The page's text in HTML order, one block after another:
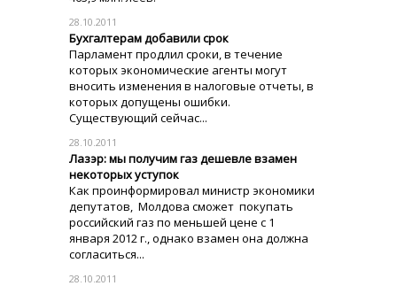
28.10.2011
Бухгалтерам добавили срок
Парламент продлил сроки, в течение
которых экономические агенты могут
вносить изменения в налоговые отчеты, в
которых допущены ошибки.
Существующий сейчас...
28.10.2011
Лазэр: мы получим газ дешевле взамен
некоторых уступок
Как проинформировал министр экономики
депутатов, Молдова сможет покупать
российский газ по меньшей цене с 1
января 2012 г., однако взамен она должна
согласиться...
28.10.2011